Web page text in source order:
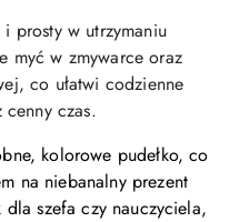
prosty w utrzymaniu
myć w zmywarce oraz
co ułatwi codzienne
cenny czas.
kolorowe pudełko, co
na niebanalny prezent
szefa czy nauczyciela,